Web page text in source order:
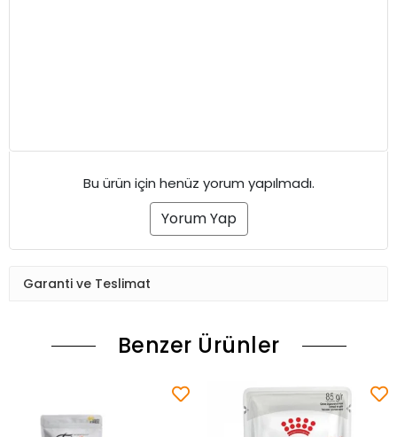
Bu ürün için henüz yorum yapılmadı.
Yorum Yap
Garanti ve Teslimat
Benzer Ürünler